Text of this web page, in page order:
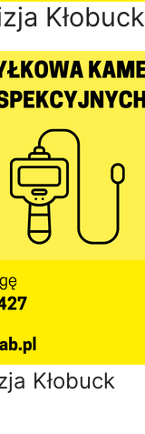
Kłobuck
Kłobuck